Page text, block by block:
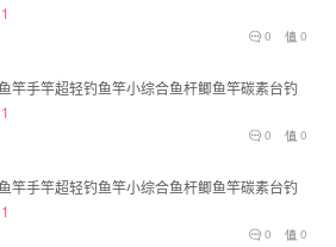
0
0
竿手竿超轻钓鱼竿小综合鱼杆鲫鱼竿碳素台钓
0
0
竿手竿超轻钓鱼竿小综合鱼杆鲫鱼竿碳素台钓
0
0